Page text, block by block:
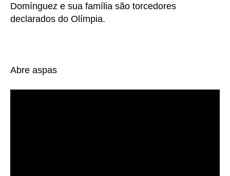
Domínguez e sua família são torcedores
declarados do Olímpia.
Abre aspas